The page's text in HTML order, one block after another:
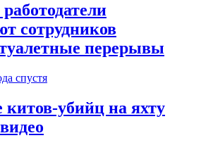
сотрудников
перерывы
спустя
китов-убийц на яхту